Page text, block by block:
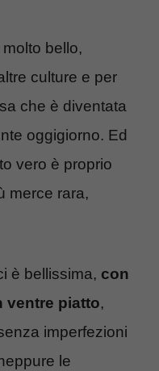
bello,
culture e per
che è diventata
oggigiorno. Ed
vero è proprio
merce rara,
è bellissima, con
ventre piatto,
imperfezioni
le